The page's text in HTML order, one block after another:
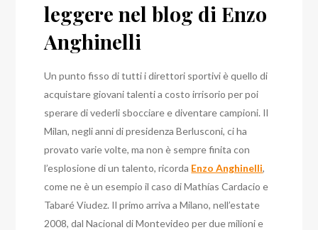
leggere nel blog di Enzo
Anghinelli
Un punto fisso di tutti i direttori sportivi è quello di
acquistare giovani talenti a costo irrisorio per poi
sperare di vederli sbocciare e diventare campioni. Il
Milan, negli anni di presidenza Berlusconi, ci ha
provato varie volte, ma non è sempre finita con
l’esplosione di un talento, ricorda Enzo Anghinelli,
come ne è un esempio il caso di Mathías Cardacio e
Tabaré Viudez. Il primo arriva a Milano, nell’estate
2008, dal Nacional di Montevideo per due milioni e